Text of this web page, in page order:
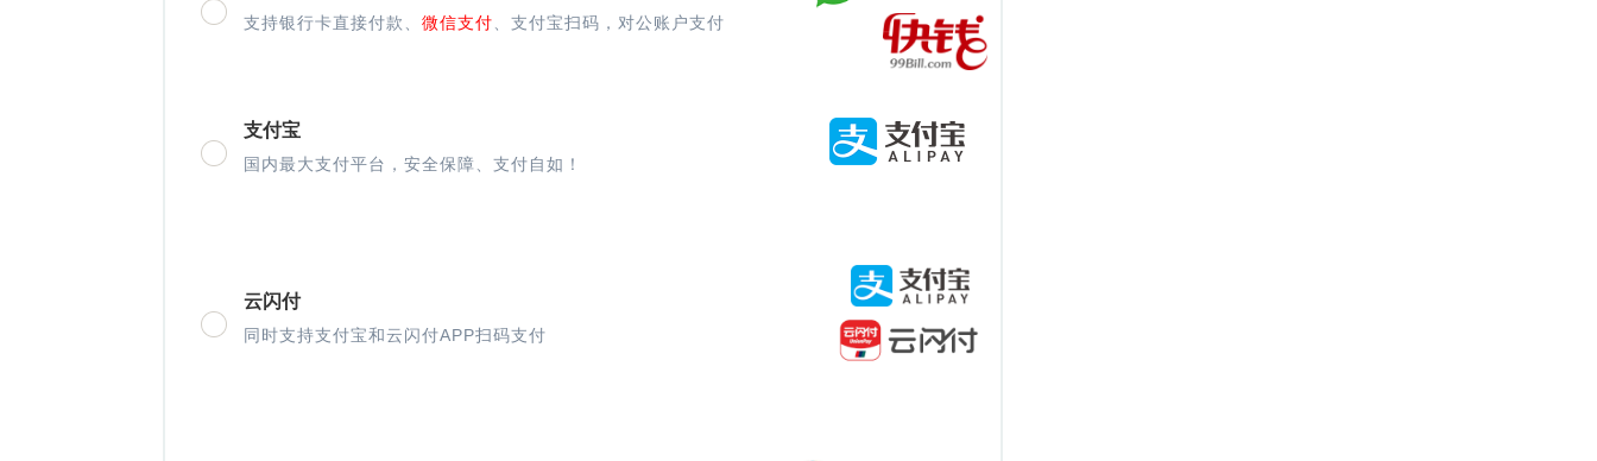
支持银行卡直接付款、 微信支付 、支付宝扫码，对公账户支付
支付宝
国内最大支付平台，安全保障、支付自如！
云闪付
同时支持支付宝和云闪付APP扫码支付